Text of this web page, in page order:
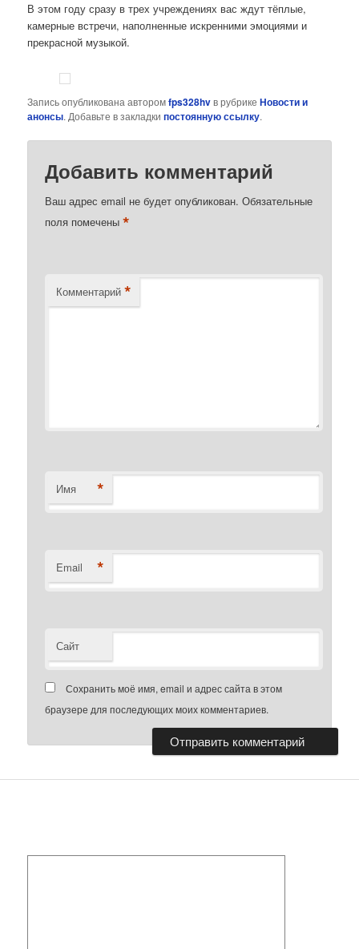
В этом году сразу в трех учреждениях вас ждут тёплые,
камерные встречи, наполненные искренними эмоциями и
прекрасной музыкой.
Запись опубликована авторомfps328hvв рубрикеНовости и
анонсы. Добавьте в закладкипостоянную ссылку.
Добавить комментарий
Ваш адрес email не будет опубликован. Обязательные
поля помечены*
Комментарий *
Имя *
Email *
Сайт
Сохранить моё имя, email и адрес сайта в этом
браузере для последующих моих комментариев.